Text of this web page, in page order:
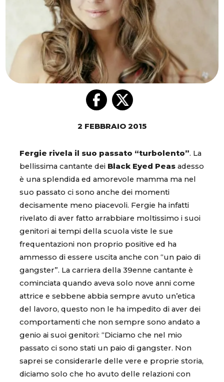
2 FEBBRAIO 2015
Fergie rivela il suo passato “turbolento”. La
bellissima cantante dei Black Eyed Peas adesso
è una splendida ed amorevole mamma ma nel
suo passato ci sono anche dei momenti
decisamente meno piacevoli. Fergie ha infatti
rivelato di aver fatto arrabbiare moltissimo i suoi
genitori ai tempi della scuola viste le sue
frequentazioni non proprio positive ed ha
ammesso di essere uscita anche con “un paio di
gangster”. La carriera della 39enne cantante è
cominciata quando aveva solo nove anni come
attrice e sebbene abbia sempre avuto un’etica
del lavoro, questo non le ha impedito di aver dei
comportamenti che non sempre sono andato a
genio ai suoi genitori: “Diciamo che nel mio
passato ci sono stati un paio di gangster. Non
saprei se considerarle delle vere e proprie storia,
diciamo solo che ho avuto delle relazioni con